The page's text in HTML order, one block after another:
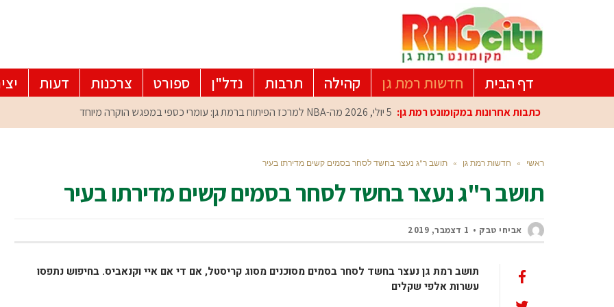
דף הבית חדשות רמת גן קהילה תרבות נדל"ן ספורט צרכנות דעות
כתבות אחרונות במקומונט רמת גן: 5 יולי, 2026 מה-NBA למרכז הפיתוח ברמת גן: עומרי כספי במפגש הוקרה מיוחד
ראשי » חדשות רמת גן » תושב ר"ג נעצר בחשד לסחר בסמים קשים מדירתו בעיר
תושב ר"ג נעצר בחשד לסחר בסמים קשים מדירתו בעיר
אביחי טבק 1 דצמבר, 2019
תושב רמת גן נעצר בחשד לסחר בסמים מסוכנים מסוג קריסטל, אם די אם איי וקנאביס. בחיפוש נתפסו
עשרות אלפי שקלים